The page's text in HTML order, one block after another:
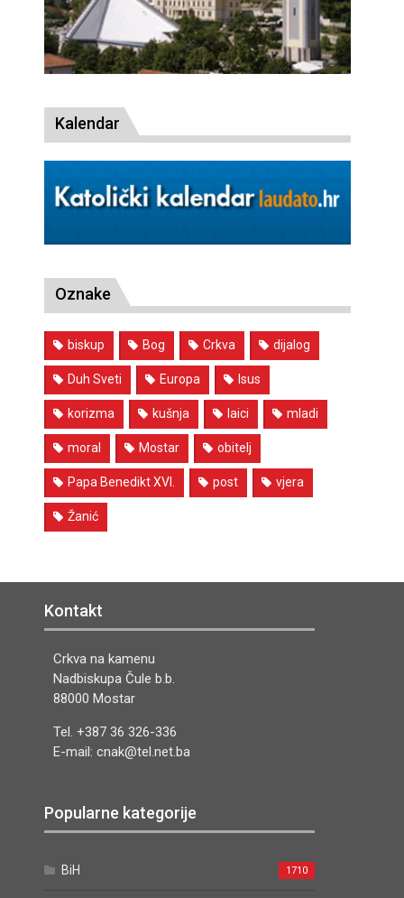
Kalendar
Oznake
biskup Bog Crkva dijalog
Duh Sveti Europa Isus
korizma kušnja laici mladi
moral Mostar obitelj
Papa Benedikt XVI. post vjera
Žanić
Kontakt
Crkva na kamenu
Nadbiskupa Čule b.b.
88000 Mostar
Tel. +387 36 326-336
E-mail: cnak@tel.net.ba
Popularne kategorije
BiH 1710